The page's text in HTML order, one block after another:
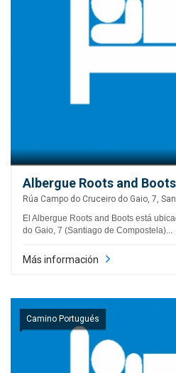
Albergue Roots and Boots
Rúa Campo do Cruceiro do Gaio, 7,
El Albergue Roots and Boots está
do Gaio, 7 (Santiago de Compostela)...
Más información
Camino Portugués